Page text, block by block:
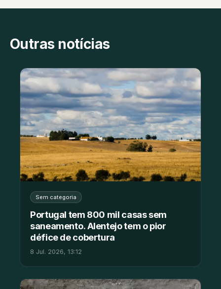
Outras notícias
Sem categoria
Portugal tem 800 mil casas sem
saneamento. Alentejo tem o pior
défice de cobertura
8 Jul. 2026, 13:12